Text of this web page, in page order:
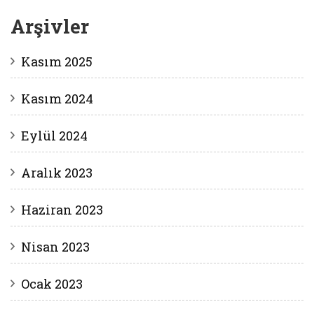
Arşivler
Kasım 2025
Kasım 2024
Eylül 2024
Aralık 2023
Haziran 2023
Nisan 2023
Ocak 2023